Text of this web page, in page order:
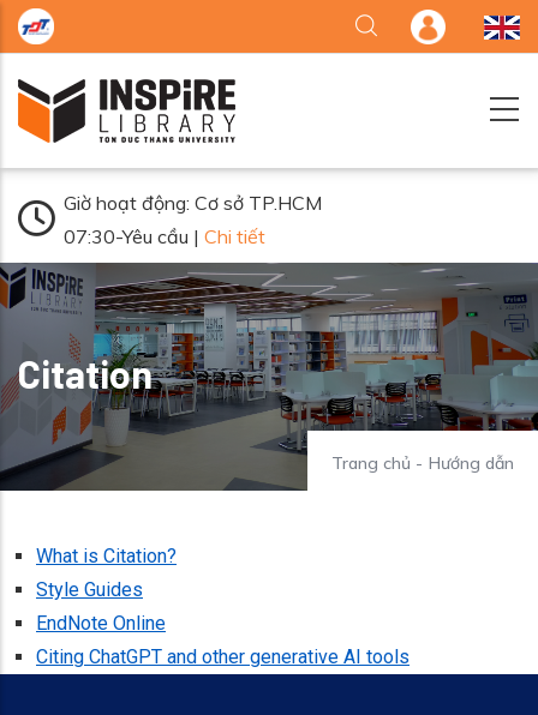
Nhảy đến nội dung
Giờ hoạt động: Cơ sở TP.HCM
07:30-Yêu cầu | Chi tiết
Citation
Trang chủ - Hướng dẫn
What is Citation?
Style Guides
EndNote Online
Citing ChatGPT and other generative AI tools